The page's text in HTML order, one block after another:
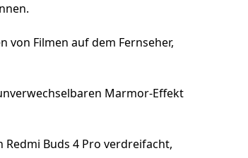
von Filmen auf dem Fernseher,
Marmor-Effekt
Buds 4 Pro verdreifacht,